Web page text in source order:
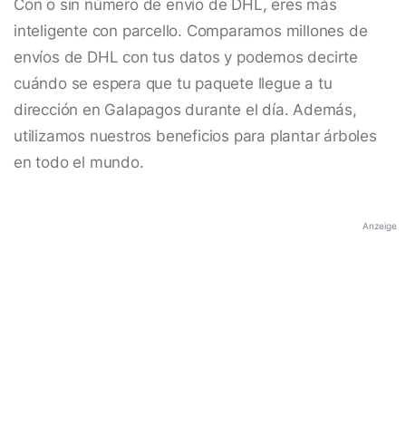
Con o sin número de envío de DHL, eres más
inteligente con parcello. Comparamos millones de
envíos de DHL con tus datos y podemos decirte
cuándo se espera que tu paquete llegue a tu
dirección en Galapagos durante el día. Además,
utilizamos nuestros beneficios para plantar árboles
en todo el mundo.
Anzeige